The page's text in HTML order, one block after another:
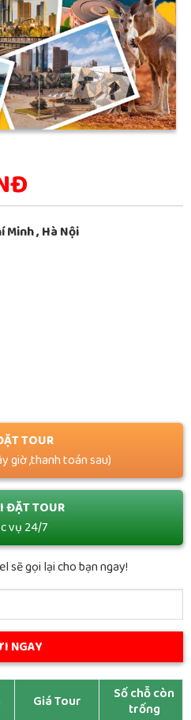
Minh, Hà Nội
TOUR
giờ ,thanh toán sau)
ĐẶT TOUR
vụ 24/7
sẽ gọi lại cho bạn ngay!
Giá Tour
Số chỗ còn
trống